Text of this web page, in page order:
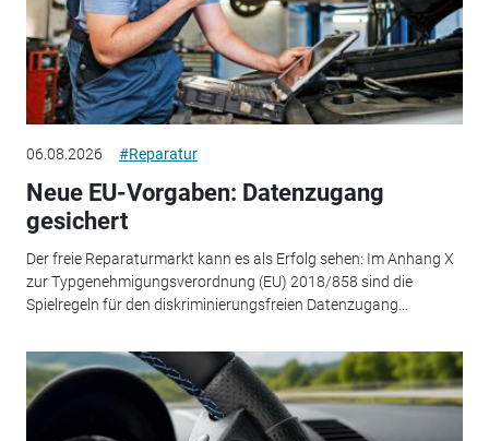
06.08.2026 #Reparatur
Neue EU-Vorgaben: Datenzugang
gesichert
Der freie Reparaturmarkt kann es als Erfolg sehen: Im Anhang X
zur Typgenehmigungsverordnung (EU) 2018/858 sind die
Spielregeln für den diskriminierungsfreien Datenzugang...